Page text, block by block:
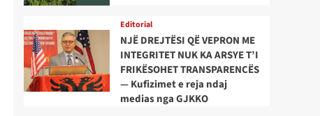
Editorial
NJË DREJTËSI QË VEPRON ME
INTEGRITET NUK KA ARSYE T’I
FRIKËSOHET TRANSPARENCËS
— Kufizimet e reja ndaj
medias nga GJKKO